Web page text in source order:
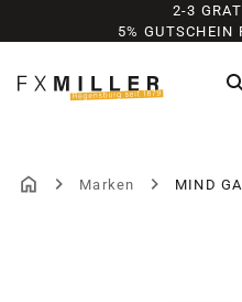
Zum Hauptinhalt
2-3
5% GUTSCHEIN
Marken MIND